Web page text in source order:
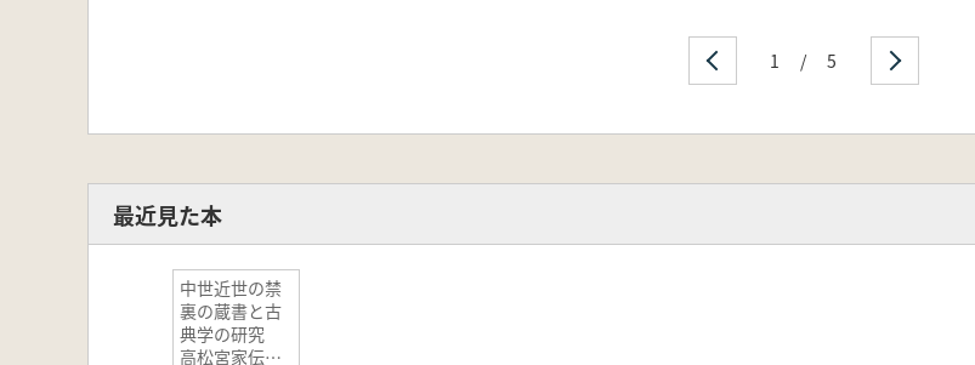
1 / 5
最近見た本
中世近世の禁
裏の蔵書と古
典学の研究
高松宮家伝来